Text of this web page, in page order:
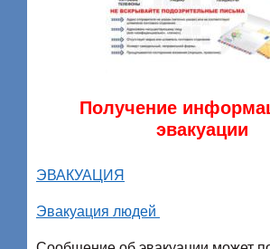
Получение
эвакуации
ЭВАКУАЦИЯ
Эвакуация людей